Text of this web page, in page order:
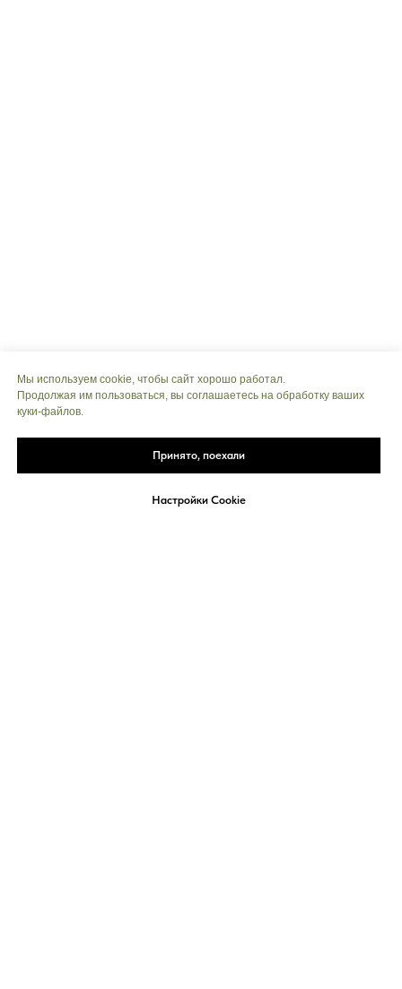
Мы используем cookie, чтобы сайт хорошо работал.
Продолжая им пользоваться, вы соглашаетесь на обработку ваших
куки‑файлов.
Принято, поехали
Настройки Cookie